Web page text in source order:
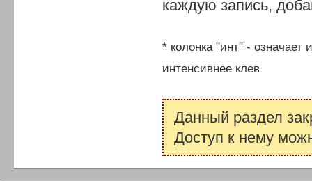
каждую запись,
* колонка "инт" -
интенсивнее клев
Данный раздел
Доступ к нему